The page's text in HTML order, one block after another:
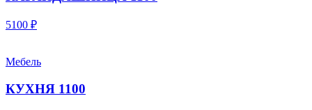
5100 ₽
Мебель
КУХНЯ 1100